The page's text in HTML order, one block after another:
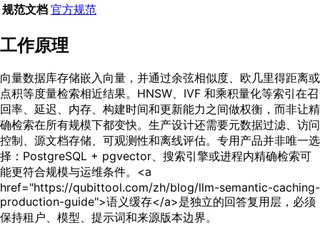
规范文档 官方规范
工作原理
向量数据库存储嵌入向量，并通过余弦相似度、欧几里得距离或
点积等度量检索相近结果。HNSW、IVF 和乘积量化等索引在召
回率、延迟、内存、构建时间和更新能力之间做权衡，而非让精
确检索在所有规模下都变快。生产设计还需要元数据过滤、访问
控制、源文档存储、可观测性和离线评估。专用产品并非唯一选
择：PostgreSQL + pgvector、搜索引擎或进程内精确检索可
能更符合规模与运维条件。<a
href="https://qubittool.com/zh/blog/llm-semantic-caching-
production-guide">语义缓存</a>是独立的回答复用层，必须
保持租户、模型、提示词和来源版本边界。